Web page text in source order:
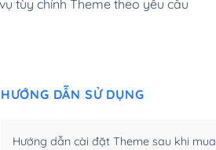
tuỳ chọn (+2,000,000₫)
(+450,000₫)
tùy chỉnh Theme theo yêu cầu
HƯỚNG DẪN SỬ DỤNG
Hướng dẫn cài đặt Theme sau khi mua